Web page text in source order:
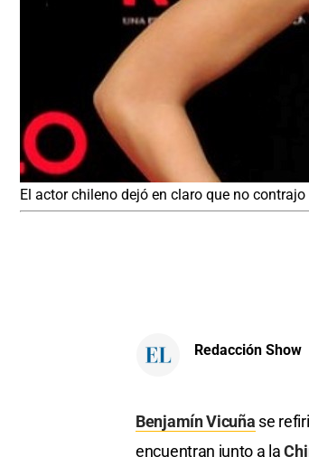
El actor chileno dejó en claro que no
Redacción Show
Benjamín Vicuña se
encuentran junto a la